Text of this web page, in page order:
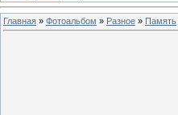
Главная » Фотоальбом » Разное » Память